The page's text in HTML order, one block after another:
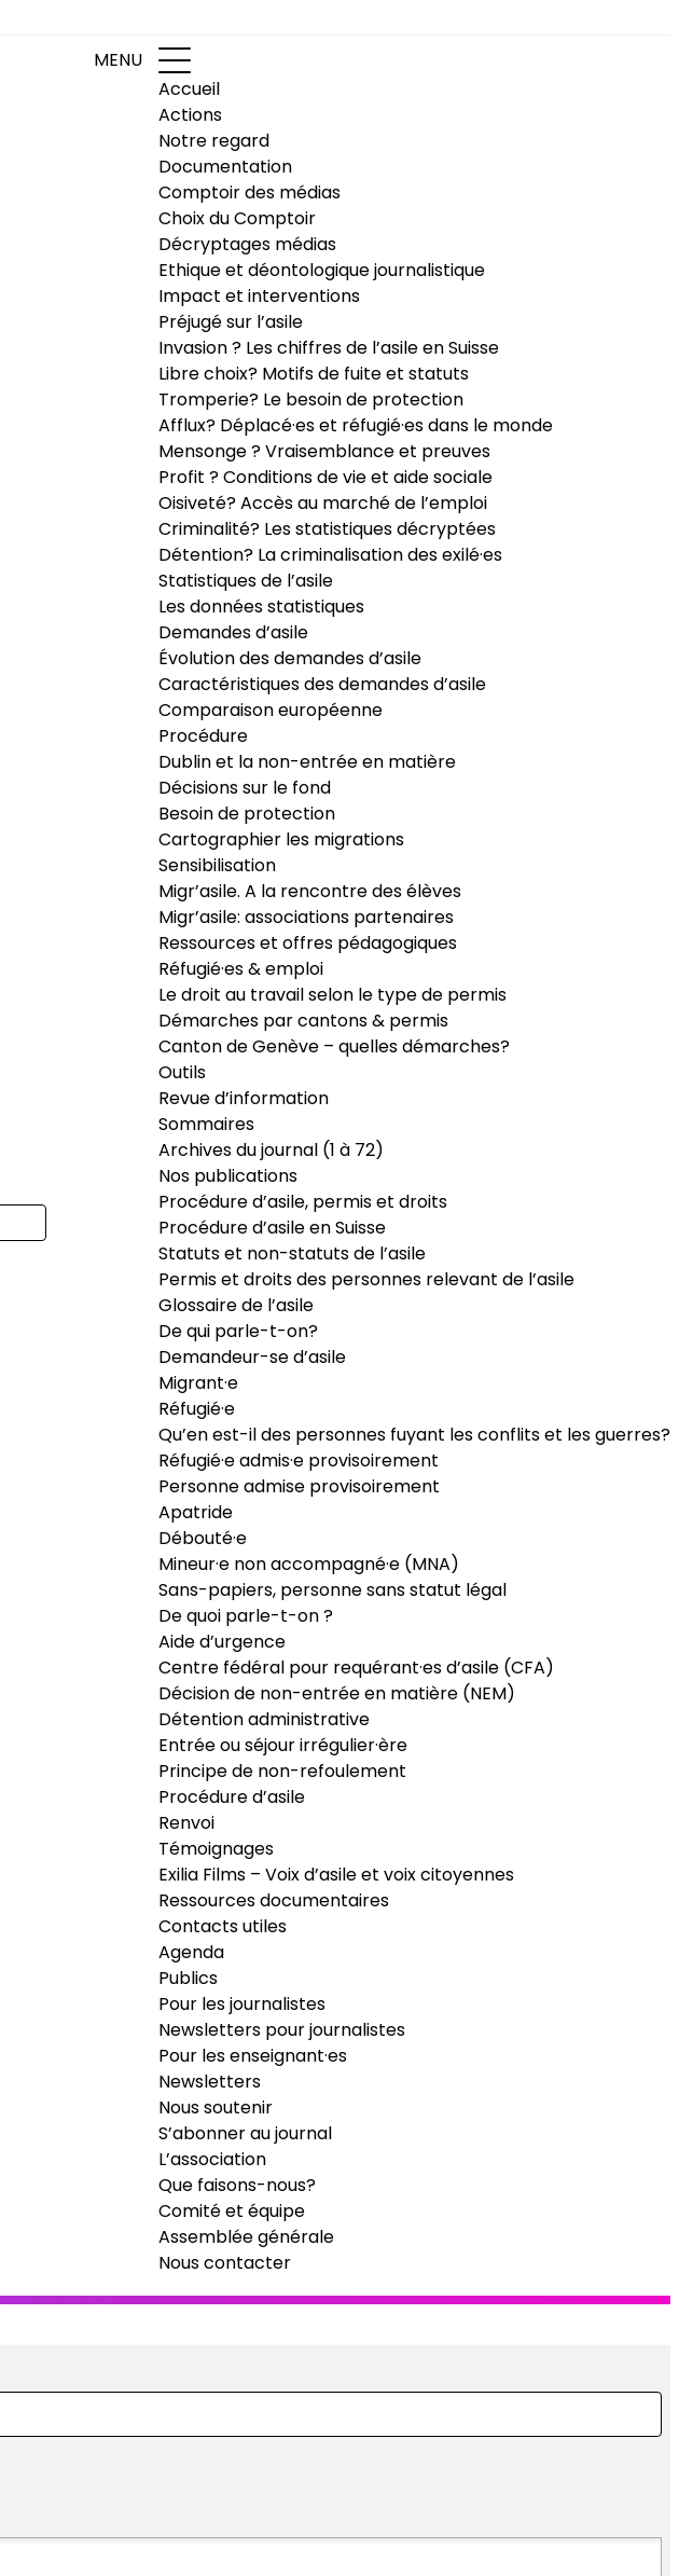
MENU
Accueil
Actions
Notre regard
Documentation
Comptoir des médias
Choix du Comptoir
Décryptages médias
Ethique et déontologique journalistique
Impact et interventions
Préjugé sur l’asile
Invasion ? Les chiffres de l’asile en Suisse
Libre choix? Motifs de fuite et statuts
Tromperie? Le besoin de protection
Afflux? Déplacé·es et réfugié·es dans le monde
Mensonge ? Vraisemblance et preuves
Profit ? Conditions de vie et aide sociale
Oisiveté? Accès au marché de l’emploi
Criminalité? Les statistiques décryptées
Détention? La criminalisation des exilé·es
Statistiques de l’asile
Les données statistiques
Demandes d’asile
Évolution des demandes d’asile
Caractéristiques des demandes d’asile
Comparaison européenne
Procédure
Dublin et la non-entrée en matière
Décisions sur le fond
Besoin de protection
Cartographier les migrations
Sensibilisation
Migr’asile. A la rencontre des élèves
Migr’asile: associations partenaires
Ressources et offres pédagogiques
Réfugié·es & emploi
Le droit au travail selon le type de permis
Démarches par cantons & permis
Canton de Genève – quelles démarches?
Outils
Revue d’information
Sommaires
Archives du journal (1 à 72)
Nos publications
Procédure d’asile, permis et droits
Procédure d’asile en Suisse
Statuts et non-statuts de l’asile
Permis et droits des personnes relevant de l’asile
Glossaire de l’asile
De qui parle-t-on?
Demandeur-se d’asile
Migrant·e
Réfugié·e
Qu’en est-il des personnes fuyant les conflits et les guerres?
Réfugié·e admis·e provisoirement
Personne admise provisoirement
Apatride
Débouté·e
Mineur·e non accompagné·e (MNA)
Sans-papiers, personne sans statut légal
De quoi parle-t-on ?
Aide d’urgence
Centre fédéral pour requérant·es d’asile (CFA)
Décision de non-entrée en matière (NEM)
Détention administrative
Entrée ou séjour irrégulier·ère
Principe de non-refoulement
Procédure d’asile
Renvoi
Témoignages
Exilia Films – Voix d’asile et voix citoyennes
Ressources documentaires
Contacts utiles
Agenda
Publics
Pour les journalistes
Newsletters pour journalistes
Pour les enseignant·es
Newsletters
Nous soutenir
S’abonner au journal
L’association
Que faisons-nous?
Comité et équipe
Assemblée générale
Nous contacter